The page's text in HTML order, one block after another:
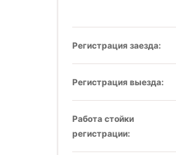
Регистрация заезда:
Регистрация выезда:
Работа стойки
регистрации: